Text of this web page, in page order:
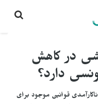
در کاهش
دارد؟
قوانین موجود برای